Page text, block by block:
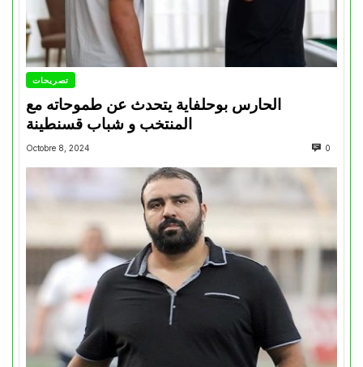
تصريحات
الحارس بوحلفاية يتحدث عن طموحاته مع
المنتخب و شباب قسنطينة
Octobre 8, 2024 0